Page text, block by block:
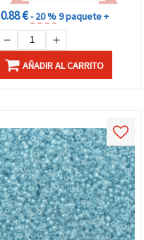
0.88 €- 20 %9 paquete +
AÑADIR AL CARRITO